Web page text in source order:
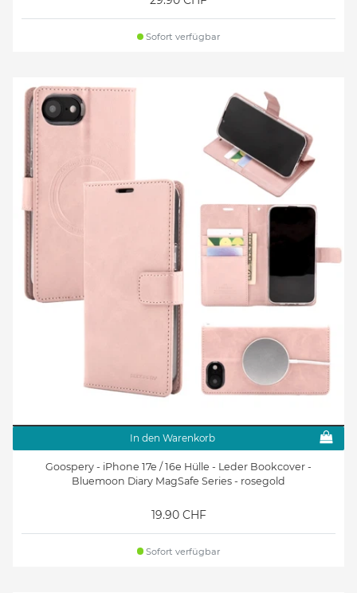
Sofort verfügbar
In den Warenkorb
Goospery - iPhone 17e / 16e Hülle - Leder Bookcover -
Bluemoon Diary MagSafe Series - rosegold
19.90 CHF
Sofort verfügbar